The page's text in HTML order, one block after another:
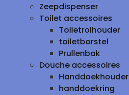
Zeepdispenser
Toilet accessoires
Toiletrolhouder
toiletborstel
Prullenbak
Douche accessoires
Handdoekhouder
handdoekring